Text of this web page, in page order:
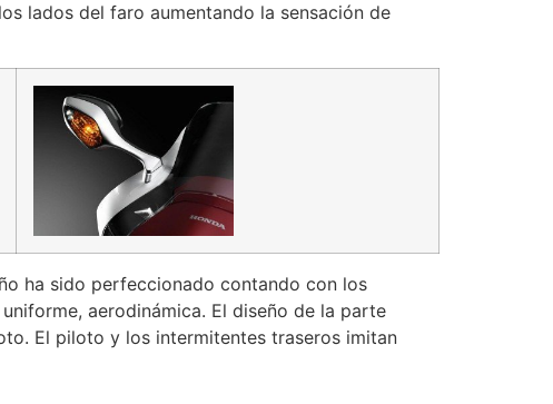
lados del faro aumentando la sensación de
ha sido perfeccionado contando con los
aerodinámica. El diseño de la parte
El piloto y los intermitentes traseros imitan